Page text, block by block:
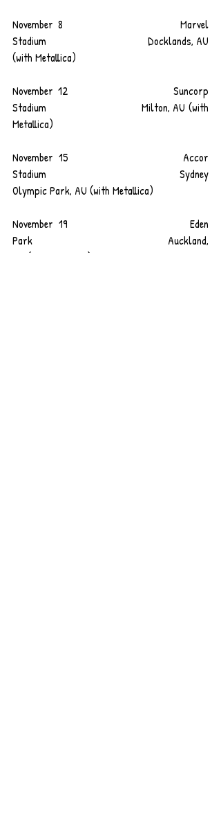
November 8                       Marvel
Stadium                                 Docklands, AU
(with Metallica)
November 12                     Suncorp
Stadium                              Milton, AU (with
Metallica)
November 15                     Accor
Stadium                                   Sydney
Olympic Park, AU (with Metallica)
November 19                     Eden
Park                                            Auckland,
NZ (with Metallica)